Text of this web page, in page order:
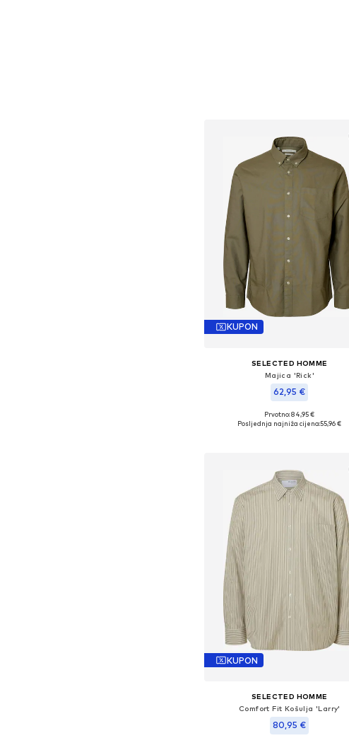
KUPON
SELECTED HOMME
Majica 'Rick'
62,95 €
Dostupne veličine: S, M, L, XL, XXL
Prvotno: 84,95 €
Posljednja najniža cijena:55,96 €
KUPON
SELECTED HOMME
Comfort Fit Košulja 'Larry'
80,95 €